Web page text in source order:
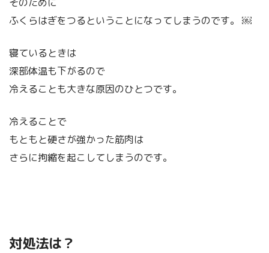
ふくらはぎをつるということになってしまうのです。 ￼
寝ているときは
深部体温も下がるので
冷えることも大きな原因のひとつです。
冷えることで
もともと硬さが強かった筋肉は
さらに拘縮を起こしてしまうのです。
対処法は？